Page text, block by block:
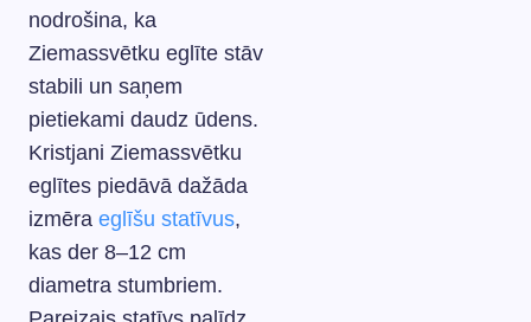
nodrošina, ka
Ziemassvētku eglīte stāv
stabili un saņem
pietiekami daudz ūdens.
Kristjani Ziemassvētku
eglītes piedāvā dažāda
izmēra eglīšu statīvus,
kas der 8–12 cm
diametra stumbriem.